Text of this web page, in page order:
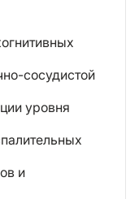
сосудистой
уровня
и